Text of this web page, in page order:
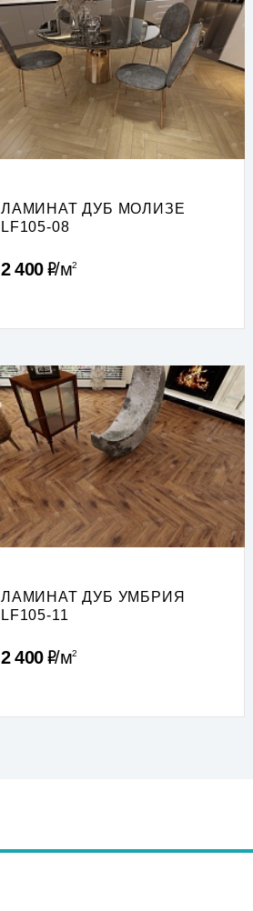
ЛАМИНАТ ДУБ МОЛИЗЕ
LF105-08
2 400Р м2
ЛАМИНАТ ДУБ УМБРИЯ
LF105-11
2 400Р м2